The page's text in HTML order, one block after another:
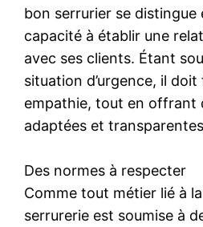
bon serrurier se distingue
capacité à établir une
avec ses clients. Étant
situation d’urgence, il
empathie, tout en offrant
adaptées et
Des normes à respecter
Comme tout métier lié à
serrurerie est soumise à